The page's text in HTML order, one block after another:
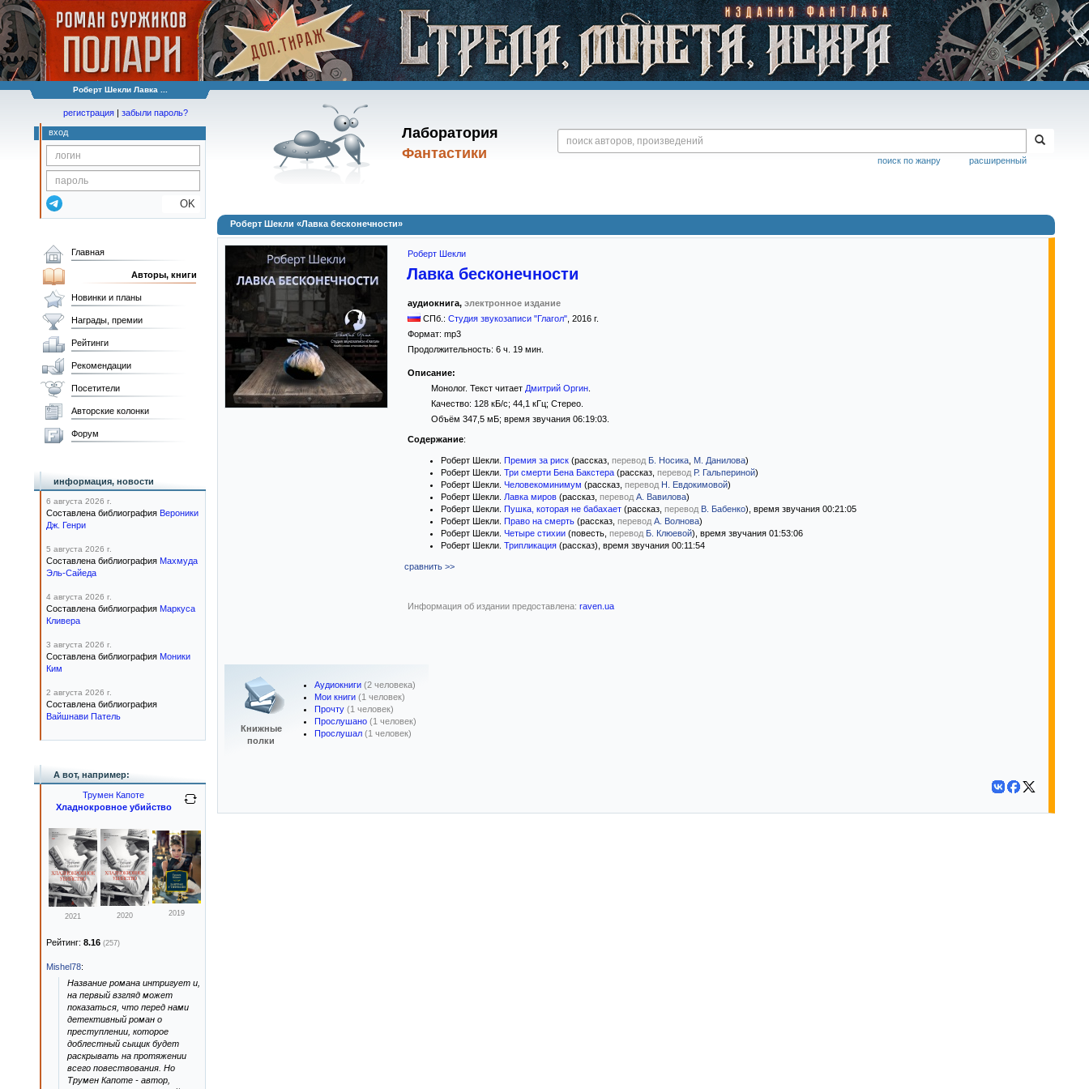
Роберт Шекли Лавка ...
Лаборатория
Фантастики
расширенный
поиск по жанру
регистрация | забыли пароль?
вход
OK
Роберт Шекли «Лавка бесконечности»
Роберт Шекли
Лавка бесконечности
аудиокнига, электронное издание
СПб.: Студия звукозаписи "Глагол" 2016 г.
Формат: mp3
Продолжительность: 6 ч. 19 мин.
Описание:
Монолог. Текст читает Дмитрий Оргин.
Качество: 128 кБ/с; 44,1 кГц; Стерео.
Объём 347,5 мБ; время звучания 06:19:03.
Содержание:
Роберт Шекли. Премия за риск (рассказ, перевод Б. Носика М. Данилова)
Роберт Шекли. Три смерти Бена Бакстера (рассказ, перевод Р. Гальпериной)
Роберт Шекли. Человекоминимум (рассказ, перевод Н. Евдокимовой)
Роберт Шекли. Лавка миров (рассказ, перевод А. Вавилова)
Роберт Шекли. Пушка, которая не бабахает (рассказ, перевод В. Бабенко), время звучания 00:21:05
Роберт Шекли. Право на смерть (рассказ, перевод А. Волнова)
Роберт Шекли. Четыре стихии (повесть, перевод Б. Клюевой), время звучания 01:53:06
Роберт Шекли. Трипликация (рассказ), время звучания 00:11:54
сравнить >>
Информация об издании предоставлена: raven.ua
Книжные
полки
Аудиокниги (2 человека)
Мои книги (1 человек)
Прочту (1 человек)
Прослушано (1 человек)
Прослушал (1 человек)
Главная
Авторы, книги
Новинки и планы
Награды, премии
Рейтинги
Рекомендации
Посетители
Авторские колонки
Форум
информация, новости
6 августа 2026 г.
Составлена библиография Вероники
Дж. Генри
5 августа 2026 г.
Составлена библиография Махмуда
Эль-Сайеда
4 августа 2026 г.
Составлена библиография Маркуса
Кливера
3 августа 2026 г.
Составлена библиография Моники
Ким
2 августа 2026 г.
Составлена библиография
Вайшнави Патель
А вот, например:
Трумен Капоте
Хладнокровное убийство
2021 2020 2019
Рейтинг: 8.16 (257)
Mishel78:
Название романа интригует и,
на первый взгляд может
показаться, что перед нами
детективный роман о
преступлении, которое
доблестный сыщик будет
раскрывать на протяжении
всего повествования. Но
Трумен Капоте - автор,